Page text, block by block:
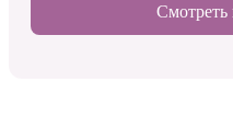
Смотреть